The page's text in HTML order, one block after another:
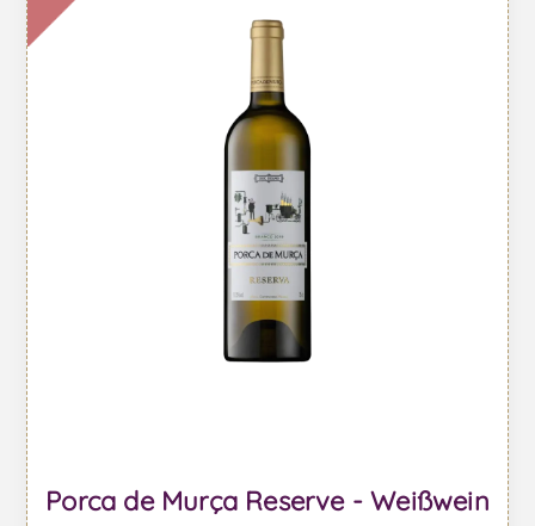
Porca de Murça Reserve - Weißwein